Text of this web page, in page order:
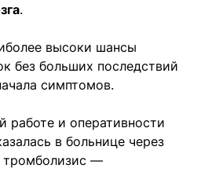
.
высоки шансы
без больших последствий
симптомов.
работе и оперативности
в больнице через
тромболизис —